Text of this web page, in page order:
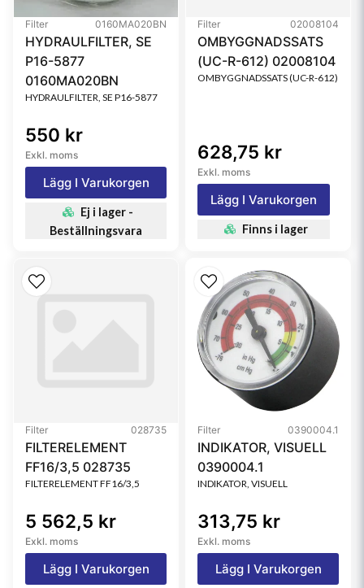
Filter 0160MA020BN
HYDRAULFILTER, SE
P16-5877
0160MA020BN
HYDRAULFILTER, SE P16-5877
550 kr
Exkl. moms
Lägg I Varukorgen
Ej i lager -
Beställningsvara
Filter 02008104
OMBYGGNADSSATS
(UC-R-612) 02008104
OMBYGGNADSSATS (UC-R-612)
628,75 kr
Exkl. moms
Lägg I Varukorgen
Finns i lager
Filter 028735
FILTERELEMENT
FF16/3,5 028735
FILTERELEMENT FF16/3,5
5 562,5 kr
Exkl. moms
Lägg I Varukorgen
Filter 0390004.1
INDIKATOR, VISUELL
0390004.1
INDIKATOR, VISUELL
313,75 kr
Exkl. moms
Lägg I Varukorgen